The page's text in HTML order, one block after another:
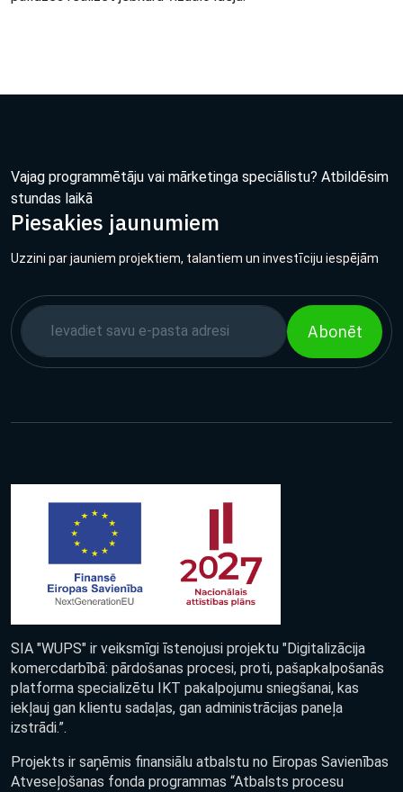
Vajag programmētāju vai mārketinga speciālistu? Atbildēsim
stundas laikā
Piesakies jaunumiem
Uzzini par jauniem projektiem, talantiem un investīciju iespējām
Abonēt
SIA "WUPS" ir veiksmīgi īstenojusi projektu "Digitalizācija
komercdarbībā: pārdošanas procesi, proti, pašapkalpošanās
platforma specializētu IKT pakalpojumu sniegšanai, kas
iekļauj gan klientu sadaļas, gan administrācijas paneļa
izstrādi.”.
Projekts ir saņēmis finansiālu atbalstu no Eiropas Savienības
Atveseļošanas fonda programmas “Atbalsts procesu